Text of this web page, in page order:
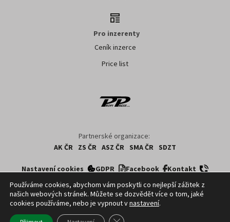
Pro inzerenty
Ceník inzerce
Price list
Partnerské organizace:
AK ČR
ZS ČR ASZ ČR SMA ČR SDZT
Nastavení cookies GDPR Facebook Kontakt
Copyright ©2026ČTK. Profi Press, s.r.o. využívá zpravodajství z databází ČTK,
jejichž obsah je chráněn autorským zákonem. Přepis, šíření či další
zpřístupňování tohoto obsahu či jeho části veřejnosti, a to jakýmkoliv způsobem,
Používáme cookies, abychom vám poskytli co nejlepší zážitek z
našich webových stránek. Můžete se dozvědět více o tom, jaké
cookies používáme, nebo je vypnout vnastavení.